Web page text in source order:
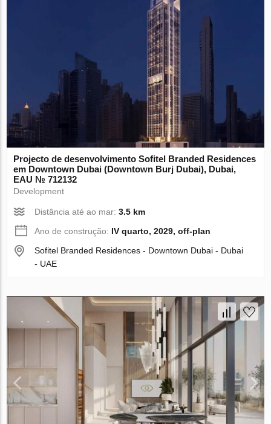
Projecto de desenvolvimento Sofitel Branded Residences
em Downtown Dubai (Downtown Burj Dubai), Dubai,
EAU № 712132
Development
Distância até ao mar:3.5 km
Ano de construção: IV quarto, 2029, off-plan
Sofitel Branded Residences - Downtown Dubai - Dubai
- UAE